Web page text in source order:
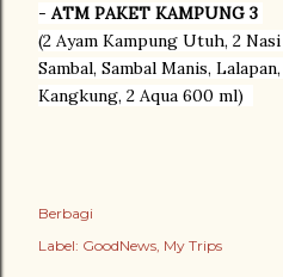
- ATM PAKET KAMPUNG 3
(2 Ayam Kampung Utuh, 2
Sambal, Sambal Manis,
Kangkung, 2 Aqua 600 ml)
Berbagi
Label: GoodNews My Trips